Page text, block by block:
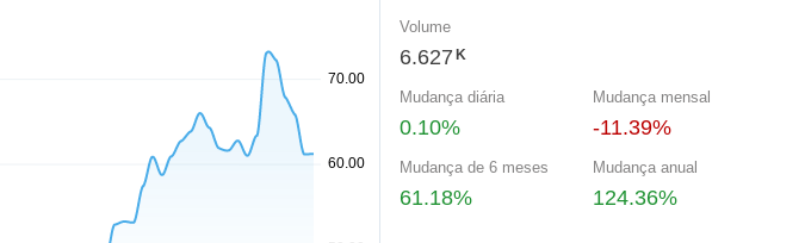
Volume
6.627 K
Mudança diária
0.10%
Mudança mensal
-11.39%
Mudança de 6 meses
61.18%
Mudança anual
124.36%